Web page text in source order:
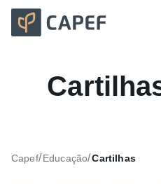
Capef/Educação/Cartilhas